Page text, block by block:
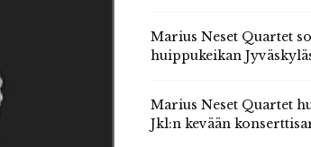
Marius Neset Quartet
huippukeikan
Marius Neset Quartet
Jkl:n kevään